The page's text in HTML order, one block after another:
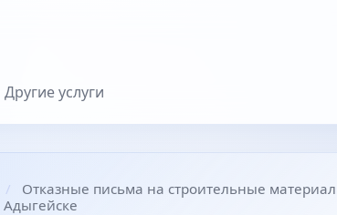
Другие услуги
Отказные письма на строительные